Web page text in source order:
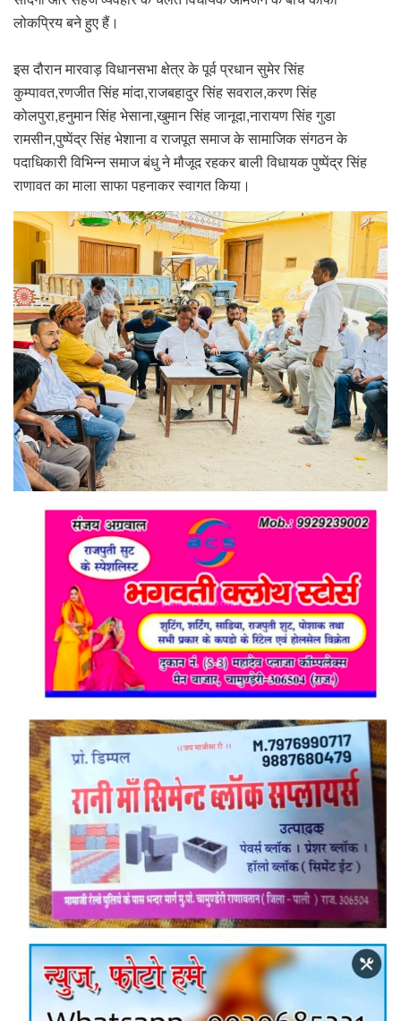
लोकप्रिय बने हुए हैं।
इस दौरान मारवाड़ विधानसभा क्षेत्र के पूर्व प्रधान सुमेर सिंह
कुम्पावत,रणजीत सिंह मांदा,राजबहादुर सिंह सवराल,करण सिंह
कोलपुरा,हनुमान सिंह भेसाना,खुमान सिंह जानूदा,नारायण सिंह गुडा
रामसीन,पुष्पेंद्र सिंह भेशाना व राजपूत समाज के सामाजिक संगठन के
पदाधिकारी विभिन्न समाज बंधु ने मौजूद रहकर बाली विधायक पुष्पेंद्र सिंह
राणावत का माला साफा पहनाकर स्वागत किया।